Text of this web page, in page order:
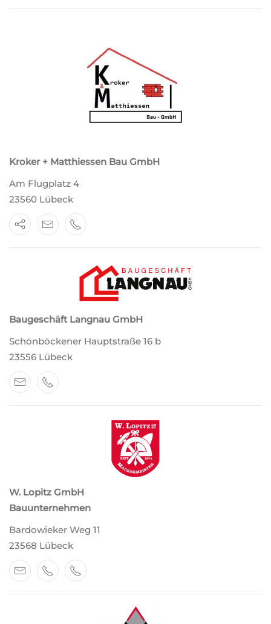
Kroker + Matthiessen Bau GmbH
Am Flugplatz 4
23560 Lübeck
Baugeschäft Langnau GmbH
Schönböckener Hauptstraße 16 b
23556 Lübeck
W. Lopitz GmbH
Bauunternehmen
Bardowieker Weg 11
23568 Lübeck